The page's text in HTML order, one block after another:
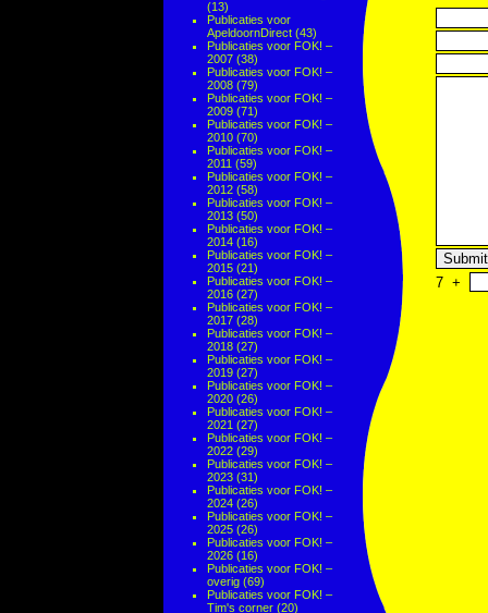
(13)
Publicaties voor
ApeldoornDirect (43)
Publicaties voor FOK! –
2007 (38)
Publicaties voor FOK! –
2008 (79)
Publicaties voor FOK! –
2009 (71)
Publicaties voor FOK! –
2010 (70)
Publicaties voor FOK! –
2011 (59)
Publicaties voor FOK! –
2012 (58)
Publicaties voor FOK! –
2013 (50)
Publicaties voor FOK! –
2014 (16)
Publicaties voor FOK! –
2015 (21)
Publicaties voor FOK! –
2016 (27)
Publicaties voor FOK! –
2017 (28)
Publicaties voor FOK! –
2018 (27)
Publicaties voor FOK! –
2019 (27)
Publicaties voor FOK! –
2020 (26)
Publicaties voor FOK! –
2021 (27)
Publicaties voor FOK! –
2022 (29)
Publicaties voor FOK! –
2023 (31)
Publicaties voor FOK! –
2024 (26)
Publicaties voor FOK! –
2025 (26)
Publicaties voor FOK! –
2026 (16)
Publicaties voor FOK! –
overig (69)
Publicaties voor FOK! –
Tim's corner (20)
7 +